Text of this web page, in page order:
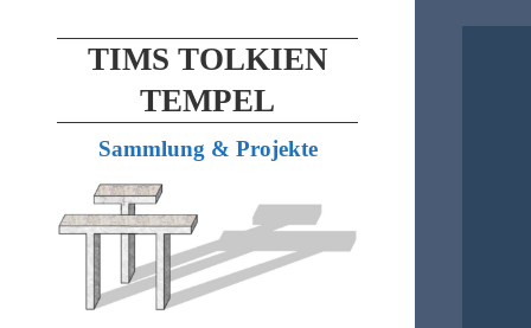
TIMS TOLKIEN
TEMPEL
Sammlung & Projekte